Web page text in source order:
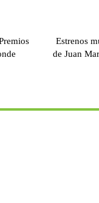
Estrenos
de Juan